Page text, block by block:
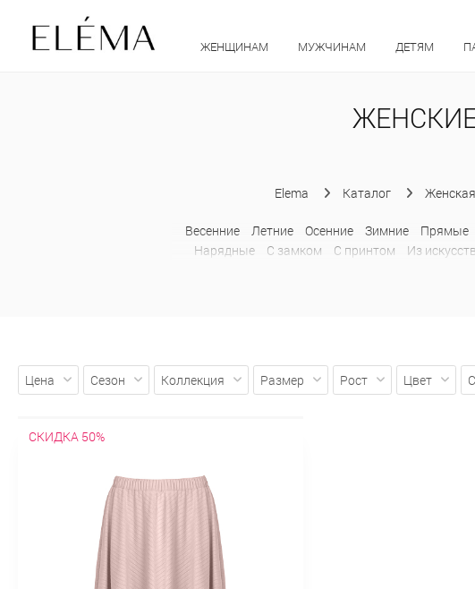
ЖЕНЩИНАМ МУЖЧИНАМ ДЕТЯМ
Elema Каталог
Весенние Летние Осенние Зимние Прямые
Нарядные
С замком С принтом Из
Цена Сезон Коллекция Размер Рост Цвет
СКИДКА 50%